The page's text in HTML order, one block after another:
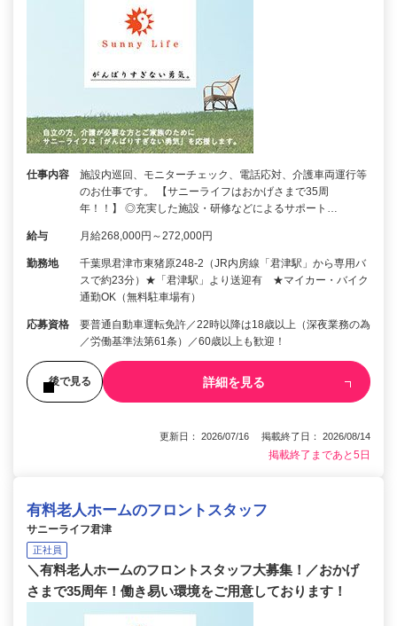
仕事内容
施設内巡回、モニターチェック、電話応対、介護車両運行等
のお仕事です。 【サニーライフはおかげさまで35周
年！！】 ◎充実した施設・研修などによるサポート…
給与 月給268,000円～272,000円
勤務地
千葉県君津市東猪原248-2（JR内房線「君津駅」から専用バ
スで約23分）★「君津駅」より送迎有 ★マイカー・バイク
通勤OK（無料駐車場有）
応募資格
要普通自動車運転免許／22時以降は18歳以上（深夜業務の為
／労働基準法第61条）／60歳以上も歓迎！
後で見る 詳細を見る
更新日： 2026/07/16 掲載終了日： 2026/08/14
掲載終了まであと5日
有料老人ホームのフロントスタッフ
サニーライフ君津
正社員
＼有料老人ホームのフロントスタッフ大募集！／おかげ
さまで35周年！働き易い環境をご用意しております！